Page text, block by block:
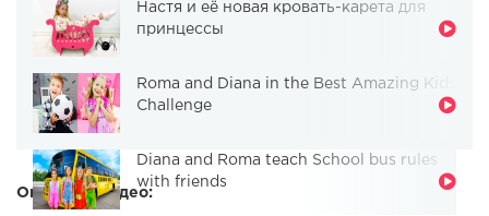
Настя и её новая кровать-карета для
принцессы
Roma and Diana in the Best Amazing Kids
Challenge
Diana and Roma teach School bus rules
with friends
Описание видео: